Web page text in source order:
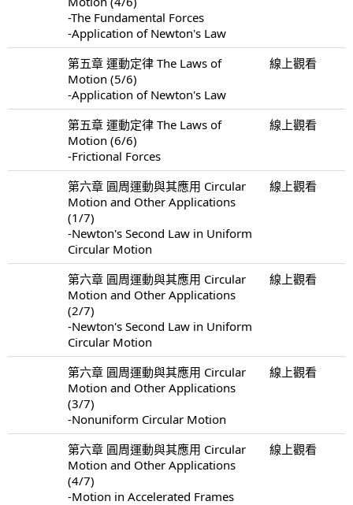
-The Fundamental Forces
-Application of Newton's Law
第五章 運動定律 The Laws of
Motion (5/6)
-Application of Newton's Law
線上觀看
第五章 運動定律 The Laws of
Motion (6/6)
-Frictional Forces
線上觀看
第六章 圓周運動與其應用 Circular
Motion and Other Applications
(1/7)
-Newton's Second Law in Uniform
Circular Motion
線上觀看
第六章 圓周運動與其應用 Circular
Motion and Other Applications
(2/7)
-Newton's Second Law in Uniform
Circular Motion
線上觀看
第六章 圓周運動與其應用 Circular
Motion and Other Applications
(3/7)
-Nonuniform Circular Motion
線上觀看
第六章 圓周運動與其應用 Circular
Motion and Other Applications
(4/7)
-Motion in Accelerated Frames
線上觀看